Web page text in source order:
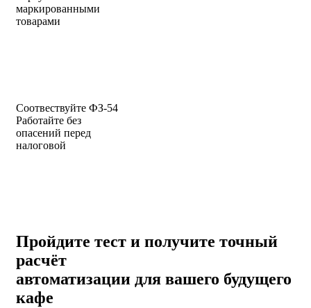
маркированными
товарами
Соотвествуйте ФЗ-54
Работайте без
опасений перед
налоговой
Пройдите тест и получите точный
расчёт
автоматизации для вашего будущего
кафе